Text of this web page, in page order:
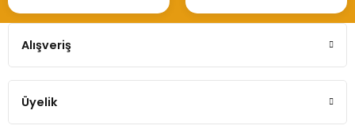
Alışveriş
Üyelik